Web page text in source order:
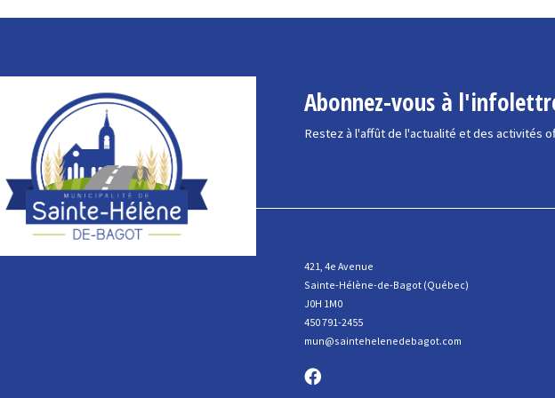
Abonnez-vous à
Restez à l'affût de l'actualité et des activités
421, 4e Avenue
Sainte-Hélène-de-Bagot (Québec)
J0H 1M0
450 791-2455
mun@saintehelenedebagot.com